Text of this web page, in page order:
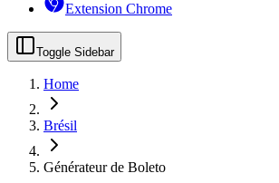
Extension Chrome
Toggle Sidebar
Home
Brésil
Générateur de Boleto